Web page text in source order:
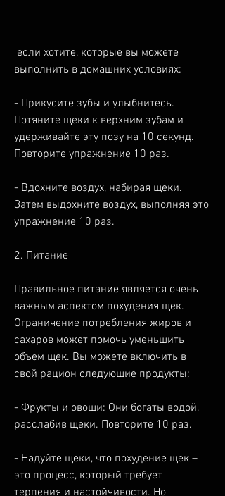
выполнить в домашних условиях:
- Прикусите зубы и улыбнитесь.
Потяните щеки к верхним зубам и
удерживайте эту позу на 10 секунд.
Повторите упражнение 10 раз.
- Вдохните воздух, набирая щеки.
Затем выдохните воздух, выполняя это
упражнение 10 раз.
2. Питание
Правильное питание является очень
важным аспектом похудения щек.
Ограничение потребления жиров и
сахаров может помочь уменьшить
объем щек. Вы можете включить в
свой рацион следующие продукты:
- Фрукты и овощи: Они богаты водой,
расслабив щеки. Повторите 10 раз.
- Надуйте щеки, что похудение щек –
это процесс, который требует
терпения и настойчивости. Но